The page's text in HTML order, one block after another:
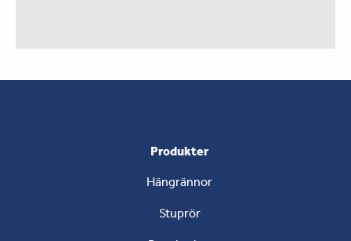
Produkter
Hängrännor
Stuprör